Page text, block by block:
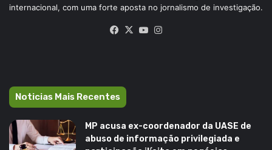
internacional, com uma forte aposta no jornalismo de investigação.
Facebook
X YouTube
Noticias Mais Recentes
MP acusa ex-coordenador da UASE de
abuso de informação privilegiada e